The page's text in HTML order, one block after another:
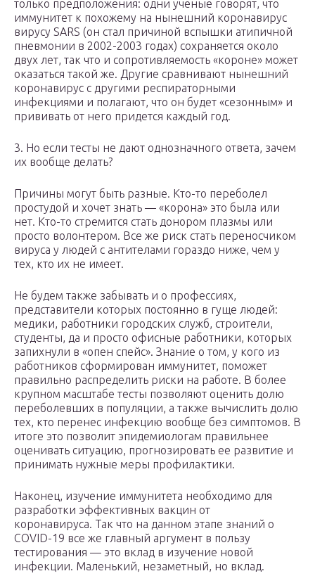
только предположения: одни ученые говорят, что
иммунитет к похожему на нынешний коронавирус
вирусу SARS (он стал причиной вспышки атипичной
пневмонии в 2002-2003 годах) сохраняется около
двух лет, так что и сопротивляемость «короне» может
оказаться такой же. Другие сравнивают нынешний
коронавирус с другими респираторными
инфекциями и полагают, что он будет «сезонным» и
прививать от него придется каждый год.
3. Но если тесты не дают однозначного ответа, зачем
их вообще делать?
Причины могут быть разные. Кто-то переболел
простудой и хочет знать — «корона» это была или
нет. Кто-то стремится стать донором плазмы или
просто волонтером. Все же риск стать переносчиком
вируса у людей с антителами гораздо ниже, чем у
тех, кто их не имеет.
Не будем также забывать и о профессиях,
представители которых постоянно в гуще людей:
медики, работники городских служб, строители,
студенты, да и просто офисные работники, которых
запихнули в «опен спейс». Знание о том, у кого из
работников сформирован иммунитет, поможет
правильно распределить риски на работе. В более
крупном масштабе тесты позволяют оценить долю
переболевших в популяции, а также вычислить долю
тех, кто перенес инфекцию вообще без симптомов. В
итоге это позволит эпидемиологам правильнее
оценивать ситуацию, прогнозировать ее развитие и
принимать нужные меры профилактики.
Наконец, изучение иммунитета необходимо для
разработки эффективных вакцин от
коронавируса. Так что на данном этапе знаний о
СOVID-19 все же главный аргумент в пользу
тестирования — это вклад в изучение новой
инфекции. Маленький, незаметный, но вклад.